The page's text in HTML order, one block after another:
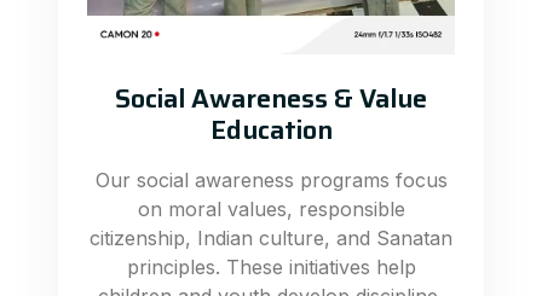
Social Awareness & Value
Education
Our social awareness programs focus
on moral values, responsible
citizenship, Indian culture, and Sanatan
principles. These initiatives help